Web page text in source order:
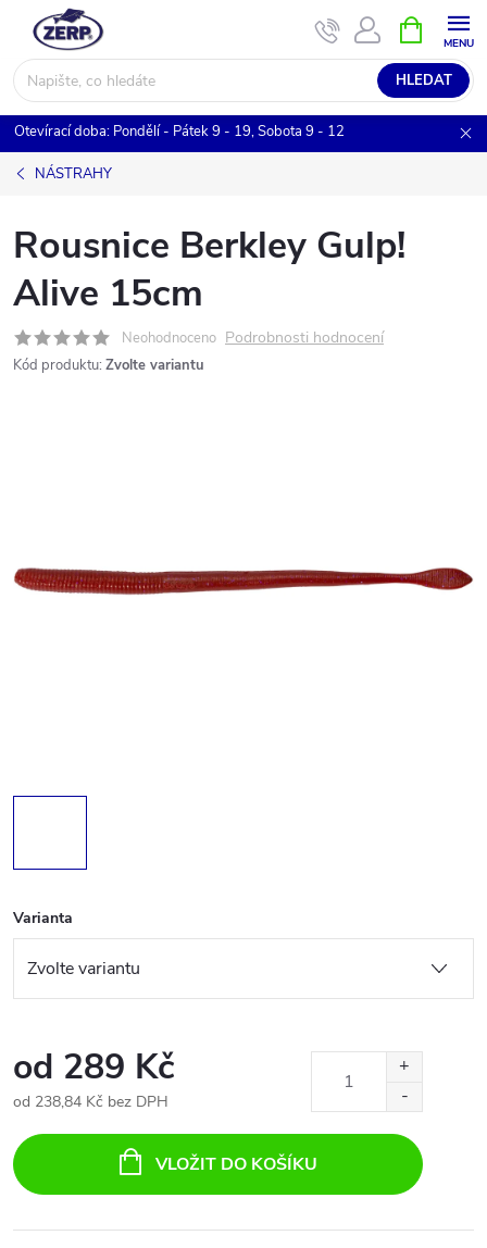
obsah
HLEDAT
NÁKUPNÍ
KOŠÍK
Otevírací doba: Pondělí - Pátek 9 - 19, Sobota 9 - 12
NÁSTRAHY
Rousnice Berkley Gulp!
Alive 15cm
Neohodnoceno Podrobnosti hodnocení
Kód produktu: Zvolte variantu
Varianta
od 289 Kč
od 238,84 Kč bez DPH
cena:
VLOŽIT DO KOŠÍKU